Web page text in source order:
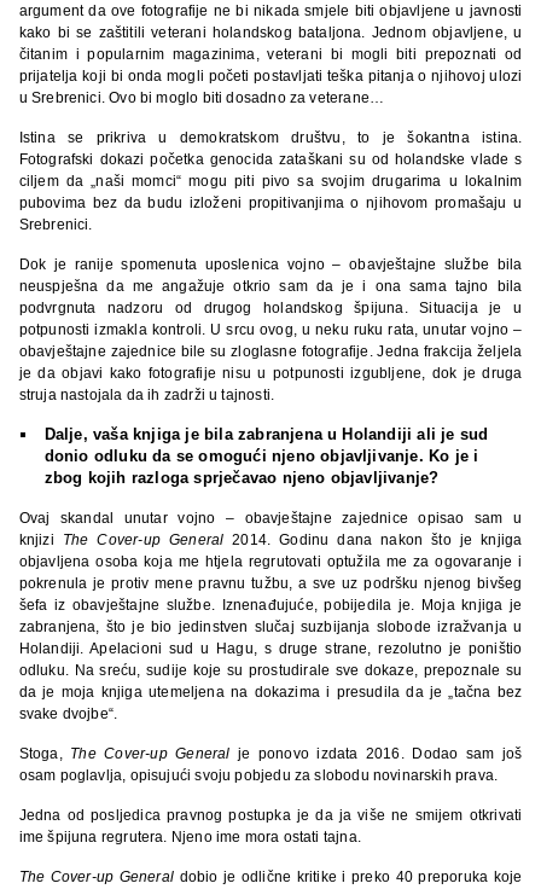
argument da ove fotografije ne bi nikada smjele biti objavljene u javnosti
kako bi se zaštitili veterani holandskog bataljona. Jednom objavljene, u
čitanim i popularnim magazinima, veterani bi mogli biti prepoznati od
prijatelja koji bi onda mogli početi postavljati teška pitanja o njihovoj ulozi
u Srebrenici. Ovo bi moglo biti dosadno za veterane…
Istina se prikriva u demokratskom društvu, to je šokantna istina.
Fotografski dokazi početka genocida zataškani su od holandske vlade s
ciljem da „naši momci“ mogu piti pivo sa svojim drugarima u lokalnim
pubovima bez da budu izloženi propitivanjima o njihovom promašaju u
Srebrenici.
Dok je ranije spomenuta uposlenica vojno – obavještajne službe bila
neuspješna da me angažuje otkrio sam da je i ona sama tajno bila
podvrgnuta nadzoru od drugog holandskog špijuna. Situacija je u
potpunosti izmakla kontroli. U srcu ovog, u neku ruku rata, unutar vojno –
obavještajne zajednice bile su zloglasne fotografije. Jedna frakcija željela
je da objavi kako fotografije nisu u potpunosti izgubljene, dok je druga
struja nastojala da ih zadrži u tajnosti.
Dalje, vaša knjiga je bila zabranjena u Holandiji ali je sud
donio odluku da se omogući njeno objavljivanje. Ko je i
zbog kojih razloga sprječavao njeno objavljivanje?
Ovaj skandal unutar vojno – obavještajne zajednice opisao sam u
knjizi The Cover-up General 2014. Godinu dana nakon što je knjiga
objavljena osoba koja me htjela regrutovati optužila me za ogovaranje i
pokrenula je protiv mene pravnu tužbu, a sve uz podršku njenog bivšeg
šefa iz obavještajne službe. Iznenađujuće, pobijedila je. Moja knjiga je
zabranjena, što je bio jedinstven slučaj suzbijanja slobode izražvanja u
Holandiji. Apelacioni sud u Hagu, s druge strane, rezolutno je poništio
odluku. Na sreću, sudije koje su prostudirale sve dokaze, prepoznale su
da je moja knjiga utemeljena na dokazima i presudila da je „tačna bez
svake dvojbe“.
Stoga, The Cover-up General je ponovo izdata 2016. Dodao sam još
osam poglavlja, opisujući svoju pobjedu za slobodu novinarskih prava.
Jedna od posljedica pravnog postupka je da ja više ne smijem otkrivati
ime špijuna regrutera. Njeno ime mora ostati tajna.
The Cover-up Generaldobio je odlične kritike i preko 40 preporuka koje